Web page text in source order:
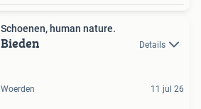
Schoenen, human nature.
Bieden Details
Woerden 11 jul 26